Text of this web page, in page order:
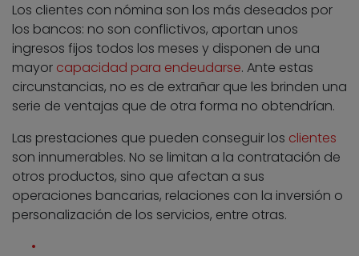
Los clientes con nómina son los más deseados por
los bancos: no son conflictivos, aportan unos
ingresos fijos todos los meses y disponen de una
mayor capacidad para endeudarse. Ante estas
circunstancias, no es de extrañar que les brinden una
serie de ventajas que de otra forma no obtendrían.
Las prestaciones que pueden conseguir los clientes
son innumerables. No se limitan a la contratación de
otros productos, sino que afectan a sus
operaciones bancarias, relaciones con la inversión o
personalización de los servicios, entre otras.